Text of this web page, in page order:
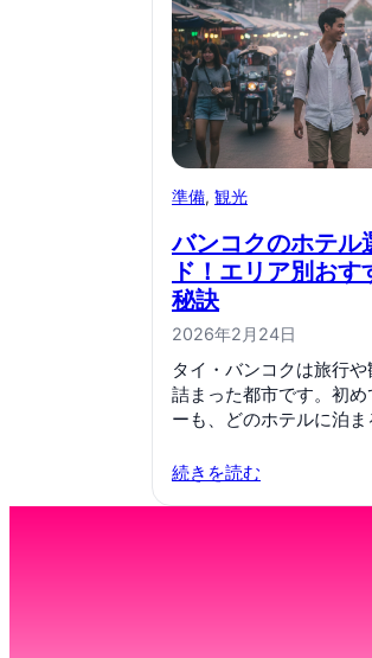
準備, 観光
バンコクのホテル
ド！エリア別お
秘訣
2026年2月24日
タイ・バンコクは旅行
詰まった都市です。初
ーも、どのホテルに泊
続きを読む